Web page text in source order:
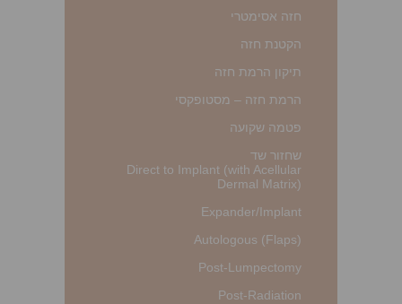
חזה אסימטרי
הקטנת חזה
תיקון הרמת חזה
הרמת חזה – מסטופקסי
פטמה שקועה
שחזור שד
Direct to Implant (with Acellular
Dermal Matrix)
Expander/Implant
Autologous (Flaps)
Post-Lumpectomy
Post-Radiation